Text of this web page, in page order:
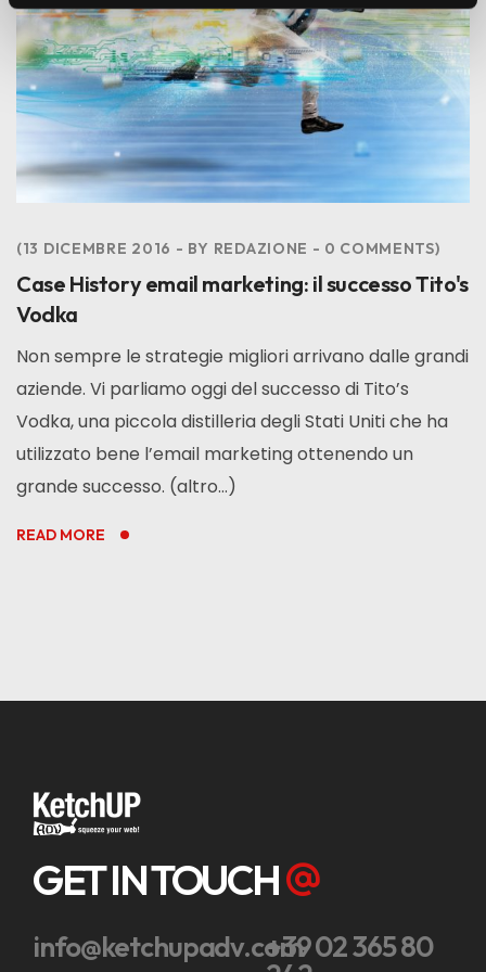
. Chiudendo questo banner tramite l’apposito comando
“X” continuerai la navigazione del sito in assenza di
cookie o altri strumenti di tracciamento diversi da quelli
tecnici.
13 DICEMBRE 2016 BY REDAZIONE 0 COMMENTS
Case History email marketing: il successo Tito's
Vodka
Non sempre le strategie migliori arrivano dalle grandi
aziende. Vi parliamo oggi del successo di Tito’s
Vodka, una piccola distilleria degli Stati Uniti che ha
utilizzato bene l’email marketing ottenendo un
grande successo. (altro…)
READ MORE
GET IN TOUCH
info@ketchupadv.com+39 02 365 80